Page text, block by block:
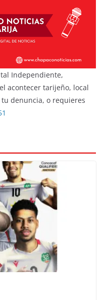
Independiente,
acontecer tarijeño, local
denuncia, o requieres